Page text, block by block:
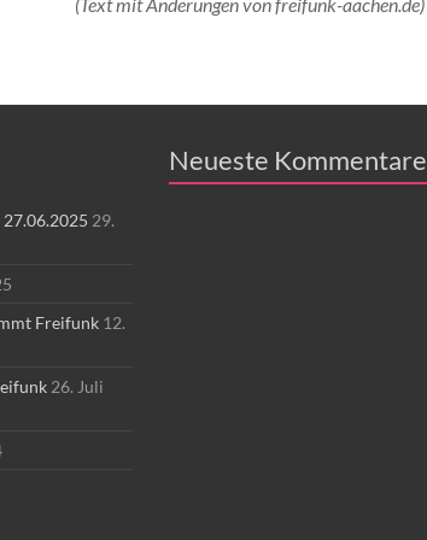
29.
Freifunk 12.
26. Juli
Neueste Kommentare